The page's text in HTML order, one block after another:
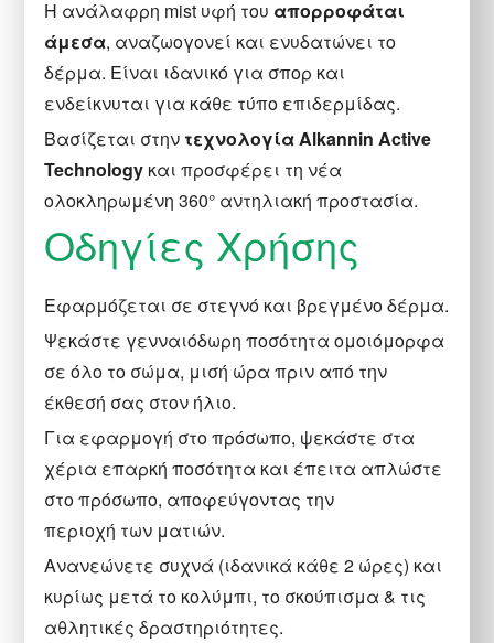
Η ανάλαφρη mist υφή του απορροφάται
άμεσα, αναζωογονεί και ενυδατώνει το
δέρμα. Είναι ιδανικό για σπορ και
ενδείκνυται για κάθε τύπο επιδερμίδας.
Βασίζεται στην τεχνολογία Alkannin Active
Technology και προσφέρει τη νέα
ολοκληρωμένη 360° αντηλιακή προστασία.
Οδηγίες Χρήσης
Εφαρμόζεται σε στεγνό και βρεγμένο δέρμα.
Ψεκάστε γενναιόδωρη ποσότητα ομοιόμορφα
σε όλο το σώμα, μισή ώρα πριν από την
έκθεσή σας στον ήλιο.
Για εφαρμογή στο πρόσωπο, ψεκάστε στα
χέρια επαρκή ποσότητα και έπειτα απλώστε
στο πρόσωπο, αποφεύγοντας την
περιοχή των ματιών.
Ανανεώνετε συχνά (ιδανικά κάθε 2 ώρες) και
κυρίως μετά το κολύμπι, το σκούπισμα & τις
αθλητικές δραστηριότητες.